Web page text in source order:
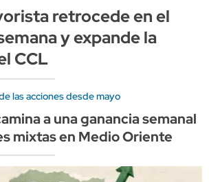
retrocede en el
y expande la
CCL
las acciones desde mayo
a una ganancia semanal
mixtas en Medio Oriente